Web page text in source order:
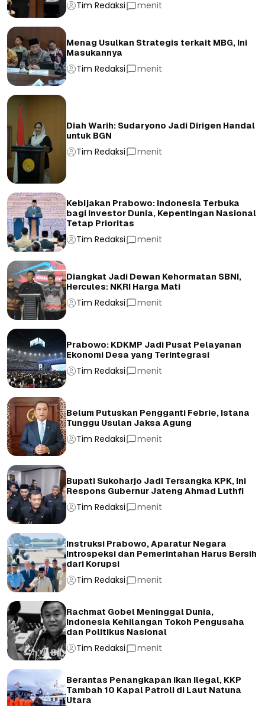
Tim Redaksi menit
Menag Usulkan Strategis terkait MBG, Ini
Masukannya
Tim Redaksi menit
Diah Warih: Sudaryono Jadi Dirigen Handal
untuk BGN
Tim Redaksi menit
Kebijakan Prabowo: Indonesia Terbuka
bagi Investor Dunia, Kepentingan Nasional
Tetap Prioritas
Tim Redaksi menit
Diangkat Jadi Dewan Kehormatan SBNI,
Hercules: NKRI Harga Mati
Tim Redaksi menit
Prabowo: KDKMP Jadi Pusat Pelayanan
Ekonomi Desa yang Terintegrasi
Tim Redaksi menit
Belum Putuskan Pengganti Febrie, Istana
Tunggu Usulan Jaksa Agung
Tim Redaksi menit
Bupati Sukoharjo Jadi Tersangka KPK, Ini
Respons Gubernur Jateng Ahmad Luthfi
Tim Redaksi menit
Instruksi Prabowo, Aparatur Negara
Introspeksi dan Pemerintahan Harus Bersih
dari Korupsi
Tim Redaksi menit
Rachmat Gobel Meninggal Dunia,
Indonesia Kehilangan Tokoh Pengusaha
dan Politikus Nasional
Tim Redaksi menit
Berantas Penangkapan Ikan Ilegal, KKP
Tambah 10 Kapal Patroli di Laut Natuna
Utara